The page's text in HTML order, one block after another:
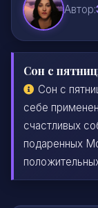
Автор:
Сон с
Сон с
себе
счастливых
подаренных